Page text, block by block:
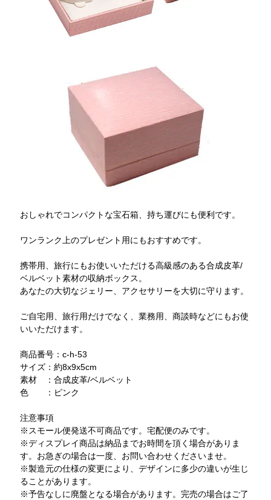
おしゃれでコンパクトな宝石箱、持ち運びにも便利です。
ワンランク上のプレゼント用にもおすすめです。
携帯用、旅行にもお使いいただける高級感のある合成皮革/
ベルベット素材の収納ボックス。
あなたの大切なジェリー、アクセサリーを大切に守ります。
ご自宅用、旅行用だけでなく、業務用、商談時などにもお使
いいただけます。
商品番号：c-h-53
サイズ：約8x9x5cm
素材 ：合成皮革/ベルベット
色 ：ピンク
注意事項
※スモール便発送不可商品です。宅配便のみです。
※ディスプレイ商品は納品までお時間を頂く場合がありま
す。お急ぎの場合は一度、お問い合わせくださいませ。
※製造元の仕様の変更により、デザインに多少の違いが生じ
ることがあります。
※予告なしに廃盤となる場合があります。完売の場合はご了